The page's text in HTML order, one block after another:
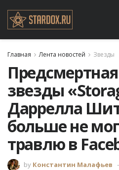
Главная Лента новостей Звезды
звезды
Даррелла
больше не
травлю в
by Константин Малафьев